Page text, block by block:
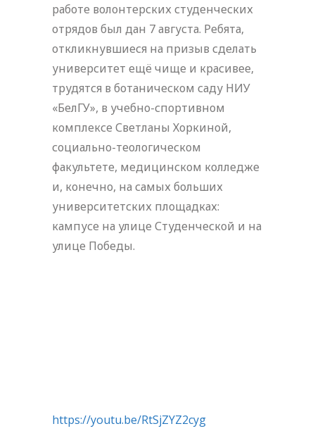
работе волонтерских студенческих
отрядов был дан 7 августа. Ребята,
откликнувшиеся на призыв сделать
университет ещё чище и красивее,
трудятся в ботаническом саду НИУ
«БелГУ», в учебно-спортивном
комплексе Светланы Хоркиной,
социально-теологическом
факультете, медицинском колледже
и, конечно, на самых больших
университетских площадках:
кампусе на улице Студенческой и на
улице Победы.
https://youtu.be/RtSjZYZ2cyg